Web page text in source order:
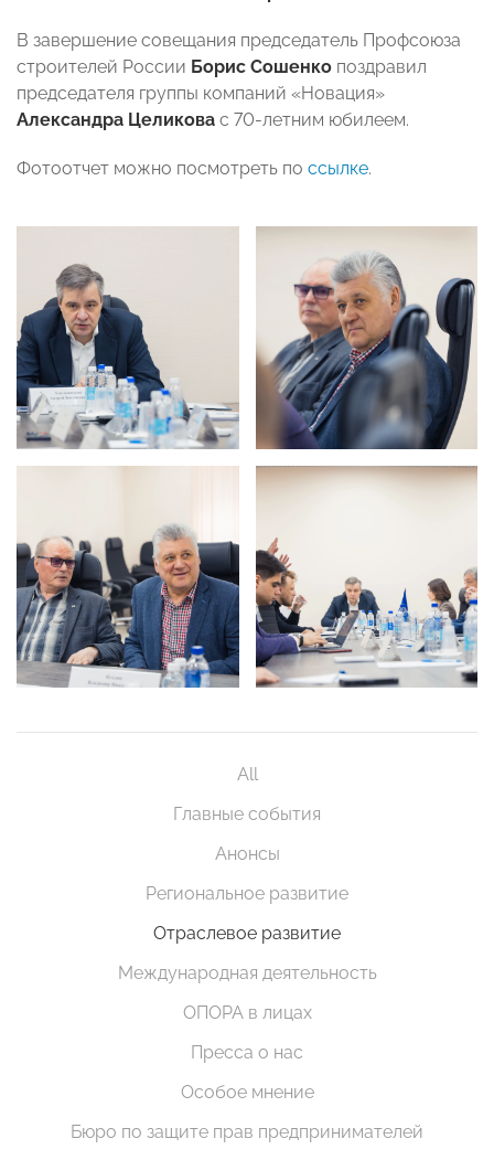
В завершение совещания председатель Профсоюза
строителей России Борис Сошенко поздравил
председателя группы компаний «Новация»
Александра Целикова с 70-летним юбилеем.
Фотоотчет можно посмотреть по ссылке.
All
Главные события
Анонсы
Региональное развитие
Отраслевое развитие
Международная деятельность
ОПОРА в лицах
Пресса о нас
Особое мнение
Бюро по защите прав предпринимателей